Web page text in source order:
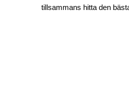
tillsammans hitta den